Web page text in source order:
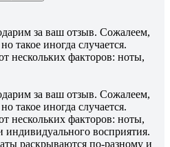
за ваш отзыв. Сожалеем,
такое иногда случается.
нескольких факторов: ноты,
за ваш отзыв. Сожалеем,
такое иногда случается.
нескольких факторов: ноты,
индивидуального восприятия.
раскрываются по-разному и